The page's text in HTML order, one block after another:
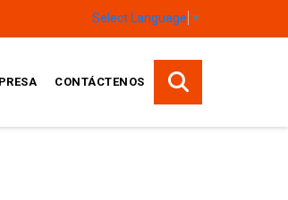
Select Language ▼
CONTÁCTENOS